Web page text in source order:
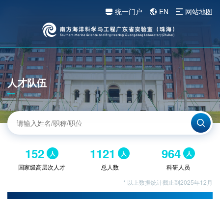
统一门户 EN 网站地图
人才队伍
152 人
国家级高层次人才
1121 人
总人数
964 人
科研人员
* 以上数据统计截止到2025年12月